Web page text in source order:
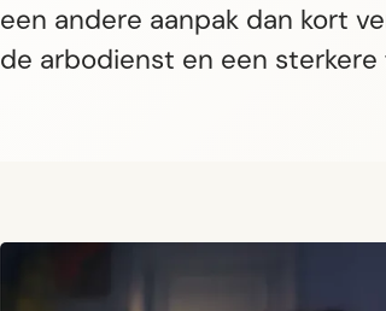
een andere aanpak dan kort
de arbodienst en een